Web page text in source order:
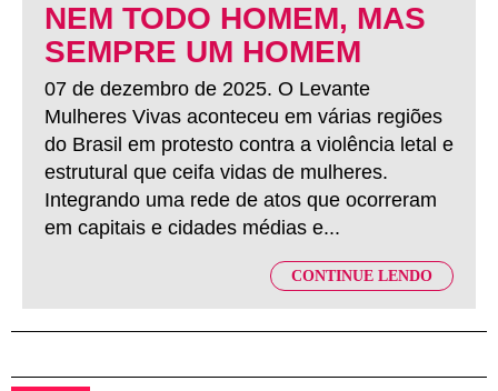
NEM TODO HOMEM, MAS
SEMPRE UM HOMEM
07 de dezembro de 2025. O Levante
Mulheres Vivas aconteceu em várias regiões
do Brasil em protesto contra a violência letal e
estrutural que ceifa vidas de mulheres.
Integrando uma rede de atos que ocorreram
em capitais e cidades médias e...
CONTINUE LENDO